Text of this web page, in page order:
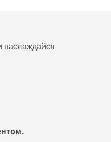
наслаждайся